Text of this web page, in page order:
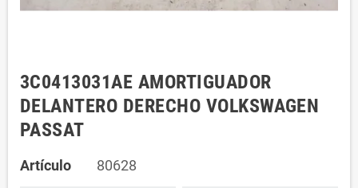
3C0413031AE AMORTIGUADOR
DELANTERO DERECHO VOLKSWAGEN
PASSAT
Artículo 80628